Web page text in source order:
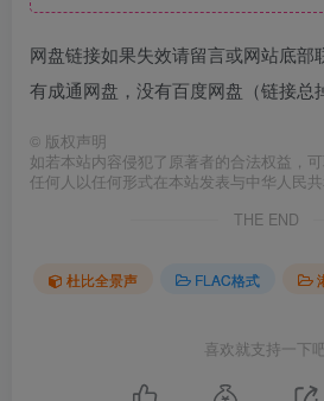
网盘链接如果失效请留言或网站底部
有成通网盘，没有百度网盘（链接总
© 版权声明
如若本站内容侵犯了原著者的合法权益，
任何人以任何形式在本站发表与中华人民
THE END
杜比全景声 FLAC格式
喜欢就支持一下